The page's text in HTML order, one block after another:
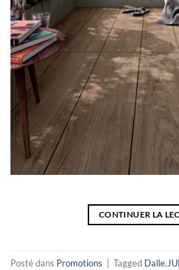
CONTINUER LA
Posté dans Promotions | Tagged Dalle,